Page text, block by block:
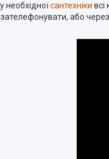
необхідноїсантехніки
або